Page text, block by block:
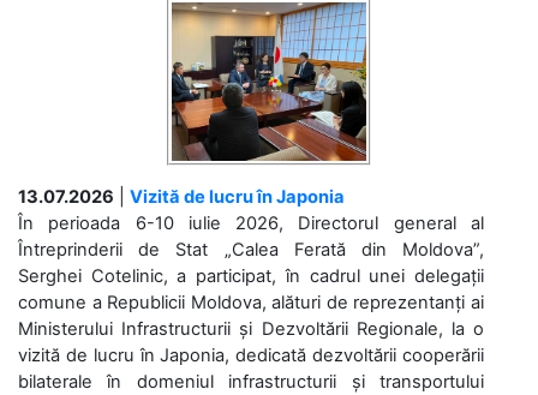
13.07.2026
Vizită de lucru în Japonia
În perioada 6-10 iulie 2026, Directorul general al
Întreprinderii de Stat „Calea Ferată din Moldova”,
Serghei Cotelinic, a participat, în cadrul unei delegații
comune a Republicii Moldova, alături de reprezentanți ai
Ministerului Infrastructurii și Dezvoltării Regionale, la o
vizită de lucru în Japonia, dedicată dezvoltării cooperării
bilaterale în domeniul infrastructurii și transportului